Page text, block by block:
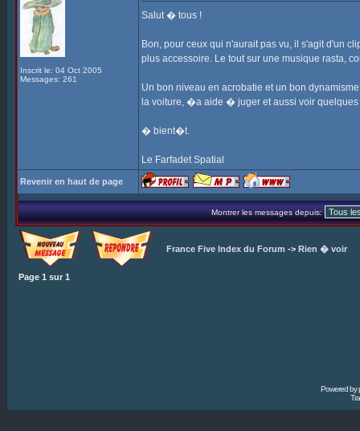
Inscrit le: 04 Oct 2005
Messages: 261
Salut � tous !
Bon, pour ceux qui n'aurait pas vu, il s'agit d'un
plus accessoire. Le tout sur une musique rasta,
Un bon niveau en acrobatie et un bon
la voiture, �a aide � juger et aussi voir
� bient�t.
Le Farfadet Spatial
Revenir en haut de page
Montrer les messages depuis:
France Five Index du Forum -> Rien � voir
Page 1 sur 1
Powered by